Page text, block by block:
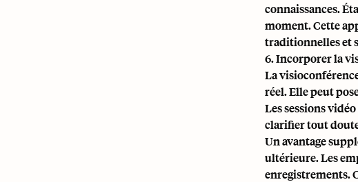
connaissances.
moment. Cette
traditionnelles et
6. Incorporer la
La
réel. Elle peut
Les sessions
clarifier tout
Un avantage
ultérieure. Les
enregistrements.